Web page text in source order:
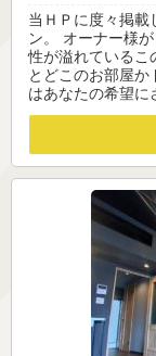
当ＨＰに度々掲載
ン。 オーナー様
性が溢れているこ
とどこのお部屋か
はあなたの希望に